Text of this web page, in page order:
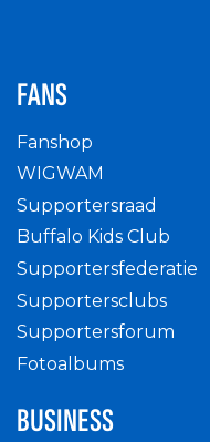
FANS
Fanshop
WIGWAM
Supportersraad
Buffalo Kids Club
Supportersfederatie
Supportersclubs
Supportersforum
Fotoalbums
BUSINESS